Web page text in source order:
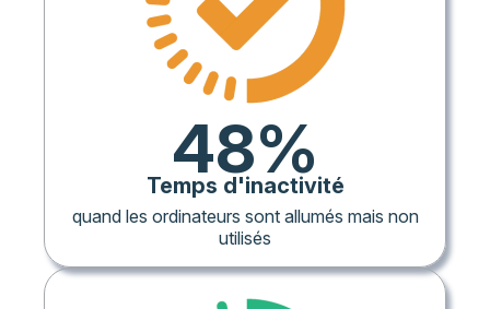
48%
Temps d'inactivité
quand les ordinateurs sont allumés mais non
utilisés